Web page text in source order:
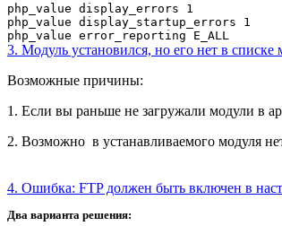
php_value display_errors 1
php_value display_startup_errors 1
php_value error_reporting E_ALL
3. Модуль установился, но его нет в списке
Возможные причины:
1. Если вы раньше не загружали модули в
2. Возможно в устанавливаемого модуля
4. Ошибка: FTP должен быть включен в
Два варианта решения: